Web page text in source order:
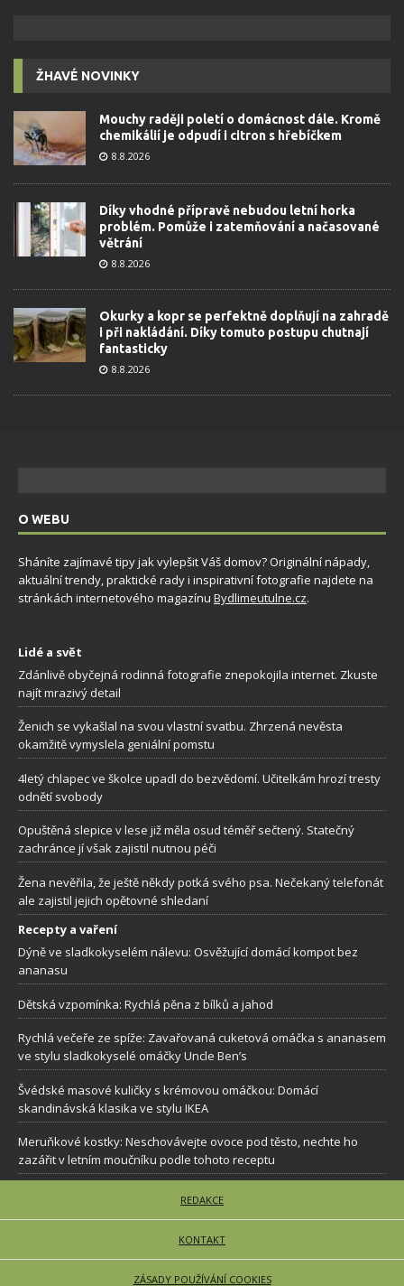
ŽHAVÉ NOVINKY
Mouchy raději poletí o domácnost dále. Kromě
chemikálií je odpudí i citron s hřebíčkem
8.8.2026
Díky vhodné přípravě nebudou letní horka
problém. Pomůže i zatemňování a načasované
větrání
8.8.2026
Okurky a kopr se perfektně doplňují na zahradě
i při nakládání. Díky tomuto postupu chutnají
fantasticky
8.8.2026
O WEBU
Sháníte zajímavé tipy jak vylepšit Váš domov? Originální nápady,
aktuální trendy, praktické rady i inspirativní fotografie najdete na
stránkách internetového magazínu Bydlimeutulne.cz.
Lidé a svět
Zdánlivě obyčejná rodinná fotografie znepokojila internet. Zkuste
najít mrazivý detail
Ženich se vykašlal na svou vlastní svatbu. Zhrzená nevěsta
okamžitě vymyslela geniální pomstu
4letý chlapec ve školce upadl do bezvědomí. Učitelkám hrozí tresty
odnětí svobody
Opuštěná slepice v lese již měla osud téměř sečtený. Statečný
zachránce jí však zajistil nutnou péči
Žena nevěřila, že ještě někdy potká svého psa. Nečekaný telefonát
ale zajistil jejich opětovné shledaní
Recepty a vaření
Dýně ve sladkokyselém nálevu: Osvěžující domácí kompot bez
ananasu
Dětská vzpomínka: Rychlá pěna z bílků a jahod
Rychlá večeře ze spíže: Zavařovaná cuketová omáčka s ananasem
ve stylu sladkokyselé omáčky Uncle Ben’s
Švédské masové kuličky s krémovou omáčkou: Domácí
skandinávská klasika ve stylu IKEA
Meruňkové kostky: Neschovávejte ovoce pod těsto, nechte ho
zazářit v letním moučníku podle tohoto receptu
REDAKCE
KONTAKT
ZÁSADY POUŽÍVÁNÍ COOKIES